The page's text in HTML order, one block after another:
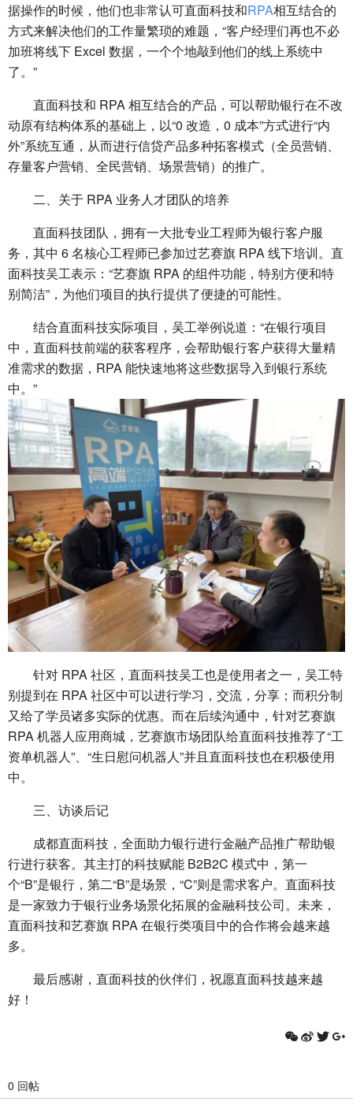
据操作的时候，他们也非常认可直面科技和RPA相互结合的
方式来解决他们的工作量繁琐的难题，“客户经理们再也不必
加班将线下 Excel 数据，一个个地敲到他们的线上系统中
了。”
直面科技和 RPA 相互结合的产品，可以帮助银行在不改
动原有结构体系的基础上，以“0 改造，0 成本”方式进行“内
外”系统互通，从而进行信贷产品多种拓客模式（全员营销、
存量客户营销、全民营销、场景营销）的推广。
二、关于 RPA 业务人才团队的培养
直面科技团队，拥有一大批专业工程师为银行客户服
务，其中 6 名核心工程师已参加过艺赛旗 RPA 线下培训。直
面科技吴工表示：“艺赛旗 RPA 的组件功能，特别方便和特
别简洁”，为他们项目的执行提供了便捷的可能性。
结合直面科技实际项目，吴工举例说道：“在银行项目
中，直面科技前端的获客程序，会帮助银行客户获得大量精
准需求的数据，RPA 能快速地将这些数据导入到银行系统
中。”
针对 RPA 社区，直面科技吴工也是使用者之一，吴工特
别提到在 RPA 社区中可以进行学习，交流，分享；而积分制
又给了学员诸多实际的优惠。而在后续沟通中，针对艺赛旗
RPA 机器人应用商城，艺赛旗市场团队给直面科技推荐了“工
资单机器人”、“生日慰问机器人”并且直面科技也在积极使用
中。
三、访谈后记
成都直面科技，全面助力银行进行金融产品推广帮助银
行进行获客。其主打的科技赋能 B2B2C 模式中，第一
个“B”是银行，第二“B”是场景，“C”则是需求客户。直面科技
是一家致力于银行业务场景化拓展的金融科技公司。未来，
直面科技和艺赛旗 RPA 在银行类项目中的合作将会越来越
多。
最后感谢，直面科技的伙伴们，祝愿直面科技越来越
好！
0 回帖